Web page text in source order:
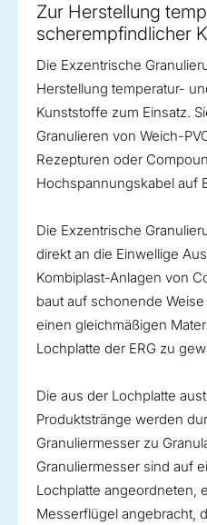
Zur Herstellung
scherempfindlicher
Die Exzentrische
Herstellung temperatur-
Kunststoffe zum Einsatz.
Granulieren von Weich-
Rezepturen oder
Hochspannungskabel auf
Die Exzentrische
direkt an die Einwellige
Kombiplast-Anlagen von
baut auf schonende
einen gleichmäßigen
Lochplatte der ERG zu
Die aus der Lochplatte
Produktstränge werden
Granuliermesser zu
Granuliermesser sind auf
Lochplatte angeordneten,
Messerflügel angebracht,